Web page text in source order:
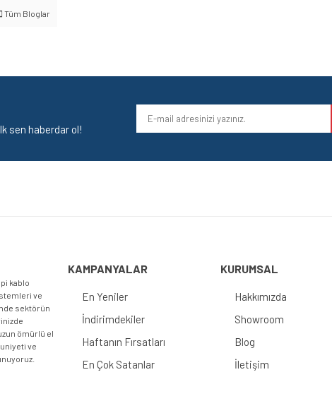
Tüm Bloglar
sen haberdar ol!
kablo
ve
sektörün
ömürlü el
ve
KAMPANYALAR
En Yeniler
İndirimdekiler
Haftanın Fırsatları
En Çok Satanlar
KURUMSAL
Hakkımızda
Showroom
Blog
İletişim